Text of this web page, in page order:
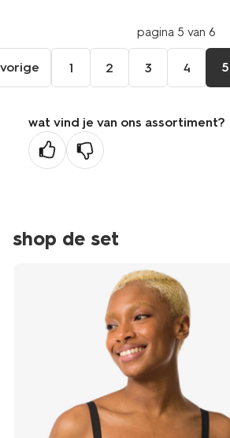
pagina 5 van 6
ga
naar
vorige
pagina
vorige 1 2 3 4 5
wat vind je van ons assortiment?
shop de set